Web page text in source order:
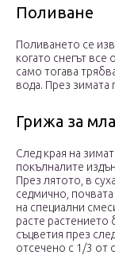
Поливане
Поливането се
когато снегът
само тогава
вода. През зимата
Грижа за
След края на
покълналите
През лятото, в
седмично,
на специални
расте растението
съцветия през
отсечено с 1/3 от